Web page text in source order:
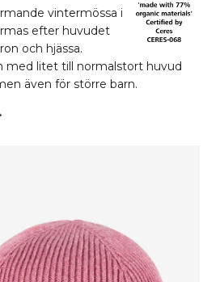
vintermössa i
efter huvudet
och hjässa.
med litet till normalstort huvud
även för större barn.